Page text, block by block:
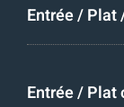
Entrée / Plat
Entrée / Plat